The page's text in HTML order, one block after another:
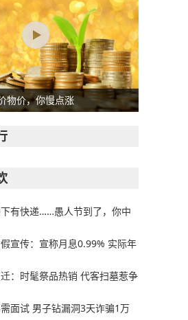
物价，你慢点涨
有快递……愚人节到了，你中
宣传：宣称月息0.99% 实际年
：时髦祭品热销 代客扫墓惹争
面试 男子钻漏洞3天诈骗1万